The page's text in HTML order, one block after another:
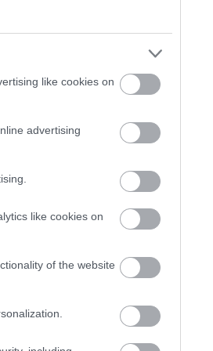
like cookies on
advertising
like cookies on
of the website
από την πλατφόρμα του Prime
μίας επιστροφής», επιφύλαξε
τέλος του τελευταίου
του μελλοντικού 5 Turbo
που προβάλλεται από
Η σειρά μας εξιστορεί πώς το
μια κρίση που
του 2020, η εταιρεία
οδικό χάρτη